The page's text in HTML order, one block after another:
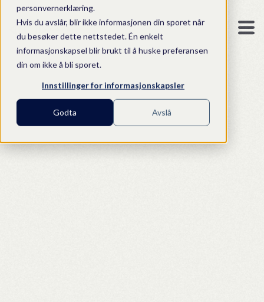
personvernerklæring.
Hvis du avslår, blir ikke informasjonen din sporet når
du besøker dette nettstedet. Én enkelt
informasjonskapsel blir brukt til å huske preferansen
din om ikke å bli sporet.
Innstillinger for informasjonskapsler
Godta Avslå